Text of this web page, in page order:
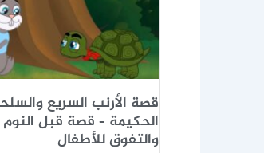
قصة الأرنب السريع
الحكيمة – قصة قبل
والتفوق للأطفال